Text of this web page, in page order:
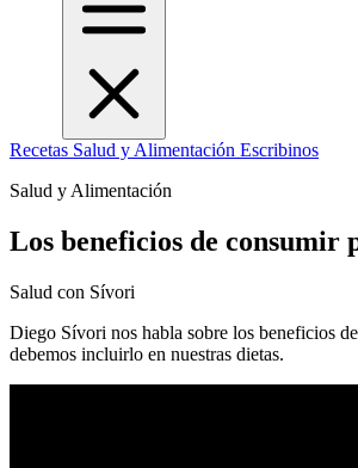
Recetas Salud y Alimentación Escribinos
Salud y Alimentación
Los beneficios de consumir
Salud con Sívori
Diego Sívori nos habla sobre los beneficios
debemos incluirlo en nuestras dietas.